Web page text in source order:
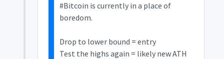
#Bitcoin is currently in a place of
boredom.
Drop to lower bound = entry
Test the highs again = likely new ATH